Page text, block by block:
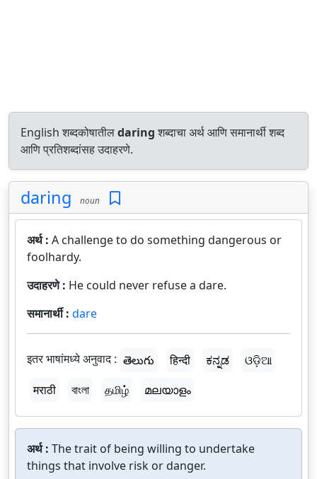
English शब्दकोषातीलdaringशब्दाचा अर्थ आणि समानार्थी शब्द
आणि प्रतिशब्दांसह उदाहरणे.
daring noun
अर्थ : A challenge to do something dangerous or
foolhardy.
उदाहरणे : He could never refuse a dare.
समानार्थी : dare
इतर भाषांमध्ये अनुवाद : తెలుగు हिन्दी ಕನ್ನಡ
ଓଡ଼ିଆ
मराठी
বাংলা தமிழ் മലയാളം
अर्थ : The trait of being willing to undertake
things that involve risk or danger.